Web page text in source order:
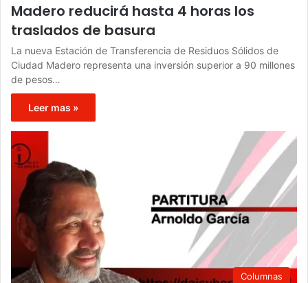
Madero reducirá hasta 4 horas los
traslados de basura
La nueva Estación de Transferencia de Residuos Sólidos de
Ciudad Madero representa una inversión superior a 90 millones
de pesos…
Leer mas »
Columnas